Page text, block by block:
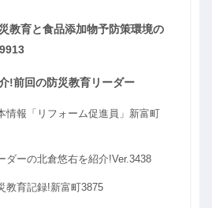
教育と食品添加物予防策環境の
!前回の防災教育リーダー
情報「リフォーム促進員」新富町
ダーの北倉悠右を紹介!Ver.3438
教育記録!新富町3875